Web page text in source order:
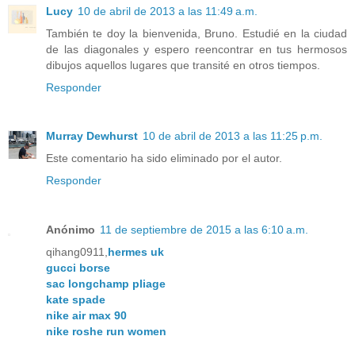
Lucy 10 de abril de 2013 a las 11:49 a.m.
También te doy la bienvenida, Bruno. Estudié en la ciudad
de las diagonales y espero reencontrar en tus hermosos
dibujos aquellos lugares que transité en otros tiempos.
Responder
Murray Dewhurst 10 de abril de 2013 a las 11:25 p.m.
Este comentario ha sido eliminado por el autor.
Responder
Anónimo 11 de septiembre de 2015 a las 6:10 a.m.
qihang0911,hermes uk
gucci borse
sac longchamp pliage
kate spade
nike air max 90
nike roshe run women